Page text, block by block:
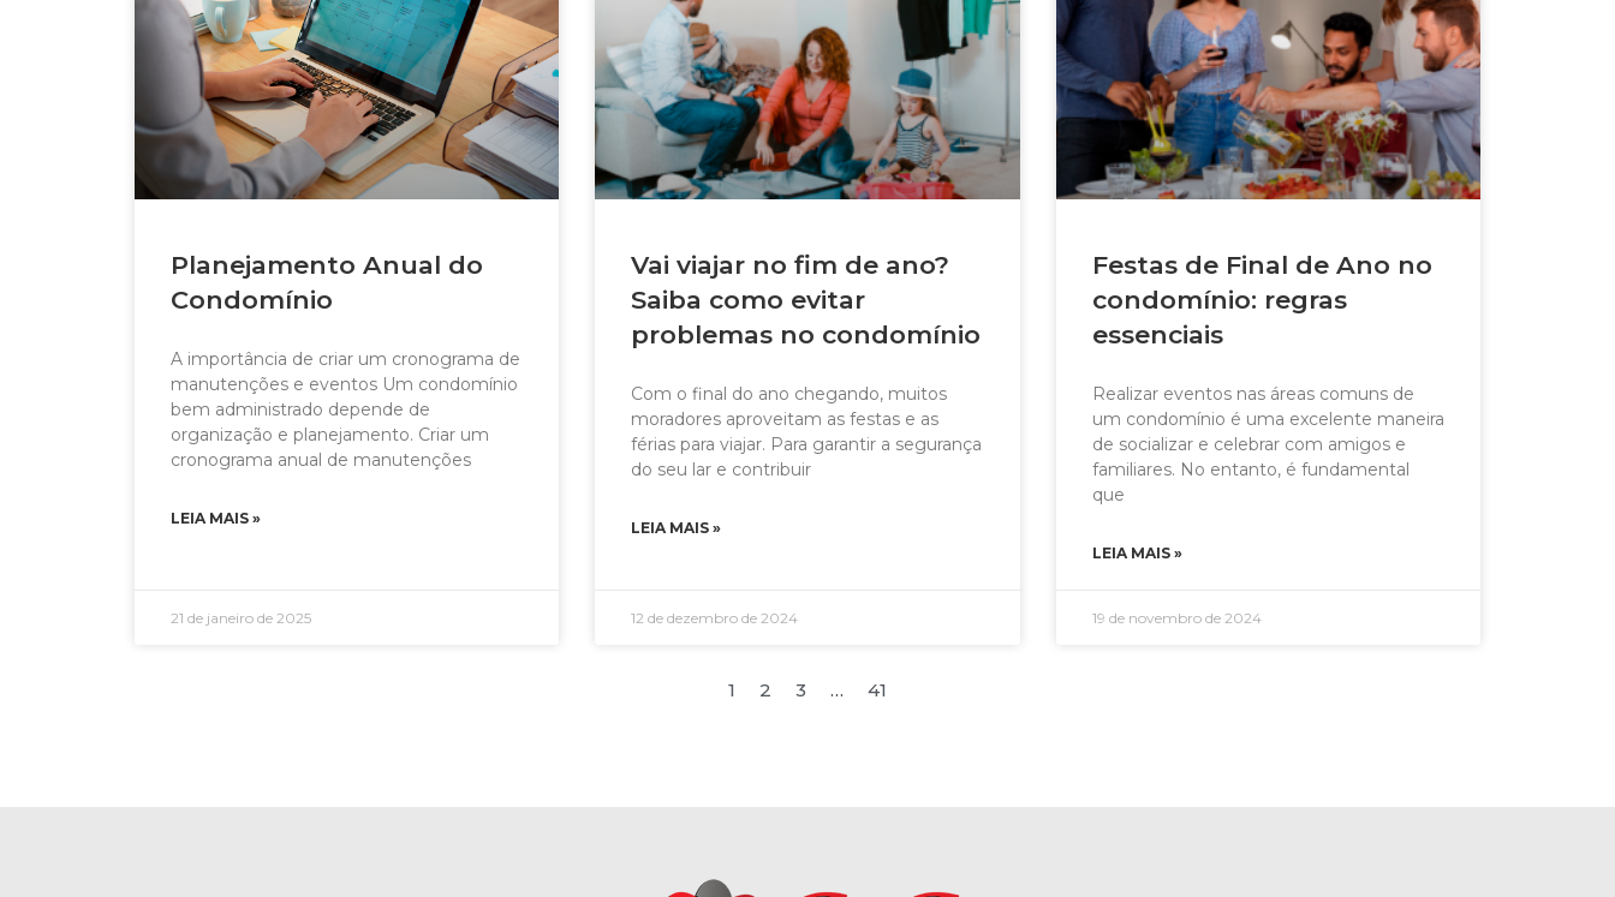
Planejamento Anual do
Condomínio
A importância de criar um cronograma de
manutenções e eventos Um condomínio
bem administrado depende de
organização e planejamento. Criar um
cronograma anual de manutenções
LEIA MAIS »
21 de janeiro de 2025
Vai viajar no fim de ano?
Saiba como evitar
problemas no condomínio
Com o final do ano chegando, muitos
moradores aproveitam as festas e as
férias para viajar. Para garantir a segurança
do seu lar e contribuir
LEIA MAIS »
12 de dezembro de 2024
Festas de Final de Ano no
condomínio: regras
essenciais
Realizar eventos nas áreas comuns de
um condomínio é uma excelente maneira
de socializar e celebrar com amigos e
familiares. No entanto, é fundamental
que
LEIA MAIS »
19 de novembro de 2024
1 2 3 … 41